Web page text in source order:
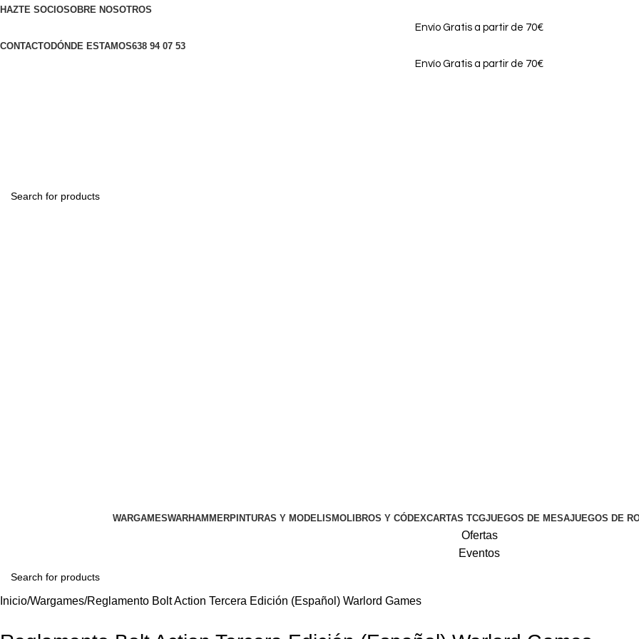
HAZTE SOCIOSOBRE NOSOTROS
Envío Gratis a partir de 70€
CONTACTODÓNDE ESTAMOS638 94 07 53
Envío Gratis a partir de 70€
WARGAMESWARHAMMERPINTURAS Y MODELISMOLIBROS Y CÓDEXCARTAS TCGJUEGOS DE MESAJUEGOS DE
Ofertas
Eventos
Inicio Wargames Reglamento Bolt Action Tercera Edición (Español) Warlord Games